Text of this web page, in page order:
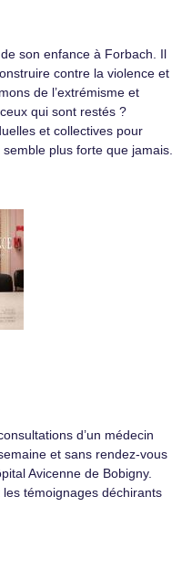
son enfance à Forbach. Il
contre la violence et
de l’extrémisme et
qui sont restés ?
et collectives pour
plus forte que jamais.
d’un médecin
et sans rendez-vous
Avicenne de Bobigny.
les témoignages déchirants